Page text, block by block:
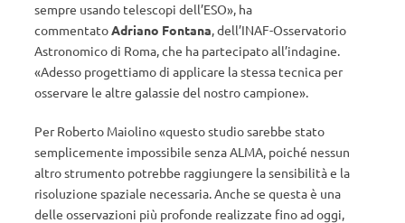
sempre usando telescopi dell’ESO», ha
commentatoAdriano Fontana, dell’INAF-Osservatorio
Astronomico di Roma, che ha partecipato all’indagine.
«Adesso progettiamo di applicare la stessa tecnica per
osservare le altre galassie del nostro campione».
Per Roberto Maiolino «questo studio sarebbe stato
semplicemente impossibile senza ALMA, poiché nessun
altro strumento potrebbe raggiungere la sensibilità e la
risoluzione spaziale necessaria. Anche se questa è una
delle osservazioni più profonde realizzate fino ad oggi,